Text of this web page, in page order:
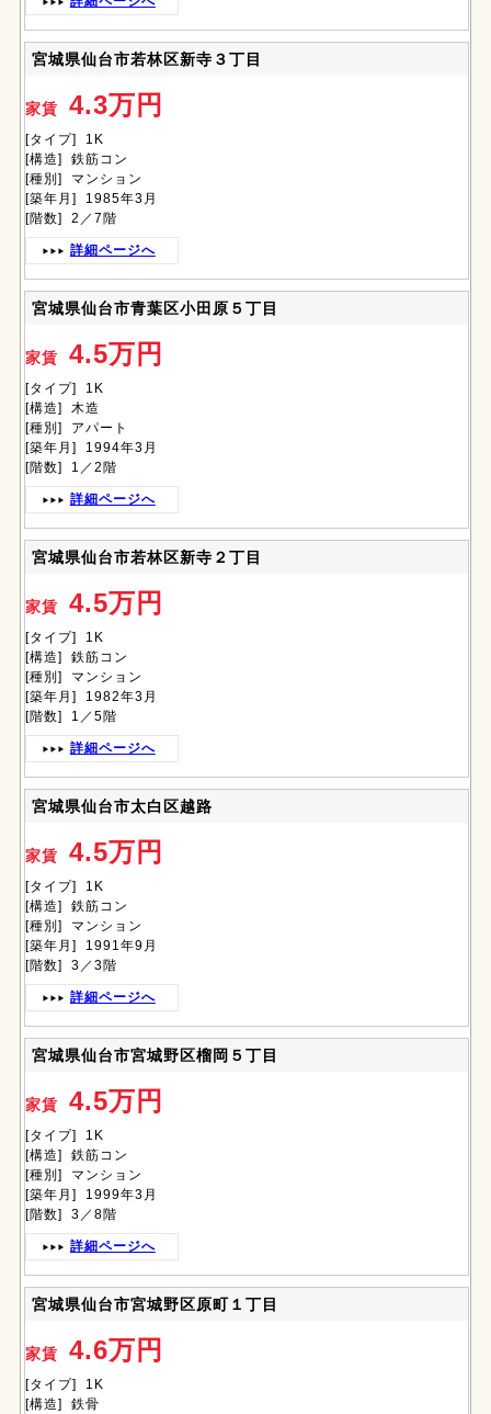
宮城県仙台市若林区新寺３丁目
家賃 4.3万円
[タイプ] 1K
[構造] 鉄筋コン
[種別] マンション
[築年月] 1985年3月
[階数] 2／7階
詳細ページへ
宮城県仙台市青葉区小田原５丁目
家賃 4.5万円
[タイプ] 1K
[構造] 木造
[種別] アパート
[築年月] 1994年3月
[階数] 1／2階
詳細ページへ
宮城県仙台市若林区新寺２丁目
家賃 4.5万円
[タイプ] 1K
[構造] 鉄筋コン
[種別] マンション
[築年月] 1982年3月
[階数] 1／5階
詳細ページへ
宮城県仙台市太白区越路
家賃 4.5万円
[タイプ] 1K
[構造] 鉄筋コン
[種別] マンション
[築年月] 1991年9月
[階数] 3／3階
詳細ページへ
宮城県仙台市宮城野区榴岡５丁目
家賃 4.5万円
[タイプ] 1K
[構造] 鉄筋コン
[種別] マンション
[築年月] 1999年3月
[階数] 3／8階
詳細ページへ
宮城県仙台市宮城野区原町１丁目
家賃 4.6万円
[タイプ] 1K
[構造] 鉄骨